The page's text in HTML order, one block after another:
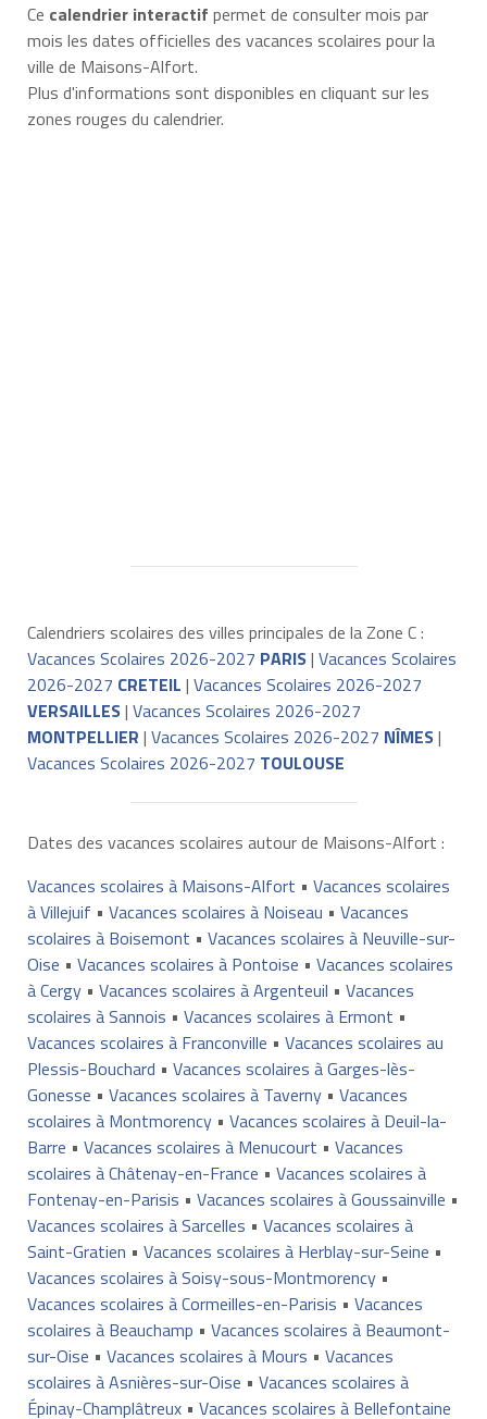
Ce calendrier interactif permet de consulter mois par
mois les dates officielles des vacances scolaires pour la
ville de Maisons-Alfort.
Plus d'informations sont disponibles en cliquant sur les
zones rouges du calendrier.
Calendriers scolaires des villes principales de la Zone C :
Vacances Scolaires 2026-2027 PARIS| Vacances Scolaires
2026-2027 CRETEIL | Vacances Scolaires 2026-2027
VERSAILLES| Vacances Scolaires 2026-2027
MONTPELLIER | Vacances Scolaires 2026-2027 NÎMES|
Vacances Scolaires 2026-2027 TOULOUSE
Dates des vacances scolaires autour de Maisons-Alfort :
Vacances scolaires à Maisons-Alfort • Vacances scolaires
à Villejuif • Vacances scolaires à Noiseau • Vacances
scolaires à Boisemont • Vacances scolaires à Neuville-sur-
Oise • Vacances scolaires à Pontoise • Vacances scolaires
à Cergy• Vacances scolaires à Argenteuil • Vacances
scolaires à Sannois • Vacances scolaires à Ermont •
Vacances scolaires à Franconville • Vacances scolaires au
Plessis-Bouchard • Vacances scolaires à Garges-lès-
Gonesse • Vacances scolaires à Taverny• Vacances
scolaires à Montmorency• Vacances scolaires à Deuil-la-
Barre • Vacances scolaires à Menucourt • Vacances
scolaires à Châtenay-en-France • Vacances scolaires à
Fontenay-en-Parisis • Vacances scolaires à Goussainville •
Vacances scolaires à Sarcelles • Vacances scolaires à
Saint-Gratien • Vacances scolaires à Herblay-sur-Seine •
Vacances scolaires à Soisy-sous-Montmorency•
Vacances scolaires à Cormeilles-en-Parisis • Vacances
scolaires à Beauchamp • Vacances scolaires à Beaumont-
sur-Oise • Vacances scolaires à Mours • Vacances
scolaires à Asnières-sur-Oise • Vacances scolaires à
Épinay-Champlâtreux• Vacances scolaires à Bellefontaine